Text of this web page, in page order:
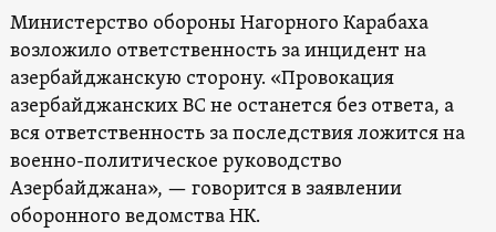
Министерство обороны Нагорного Карабаха
возложило ответственность за инцидент на
азербайджанскую сторону. «Провокация
азербайджанских ВС не останется без ответа, а
вся ответственность за последствия ложится на
военно-политическое руководство
Азербайджана», — говорится в заявлении
оборонного ведомства НК.